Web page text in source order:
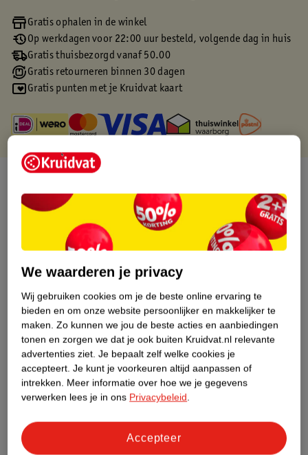
Gratis ophalen in de winkel
Op werkdagen voor 22:00 uur besteld, volgende dag in huis
Gratis thuisbezorgd vanaf 50.00
Gratis retourneren binnen 30 dagen
Gratis punten met je Kruidvat kaart
Productinformatie
Etiketinformatie
Nature Impact Score
Dit product heeft (nog) geen Nature
Impact Score.
Meer informatie
Bestel & Bezorginformatie
Bekijk ook
We waarderen je privacy
Wij gebruiken cookies om je de beste online ervaring te
bieden en om onze website persoonlijker en makkelijker te
maken. Zo kunnen we jou de beste acties en aanbiedingen
tonen en zorgen we dat je ook buiten Kruidvat.nl relevante
advertenties ziet. Je bepaalt zelf welke cookies je
accepteert. Je kunt je voorkeuren altijd aanpassen of
intrekken. Meer informatie over hoe we je gegevens
verwerken lees je in ons Privacybeleid.
Accepteer